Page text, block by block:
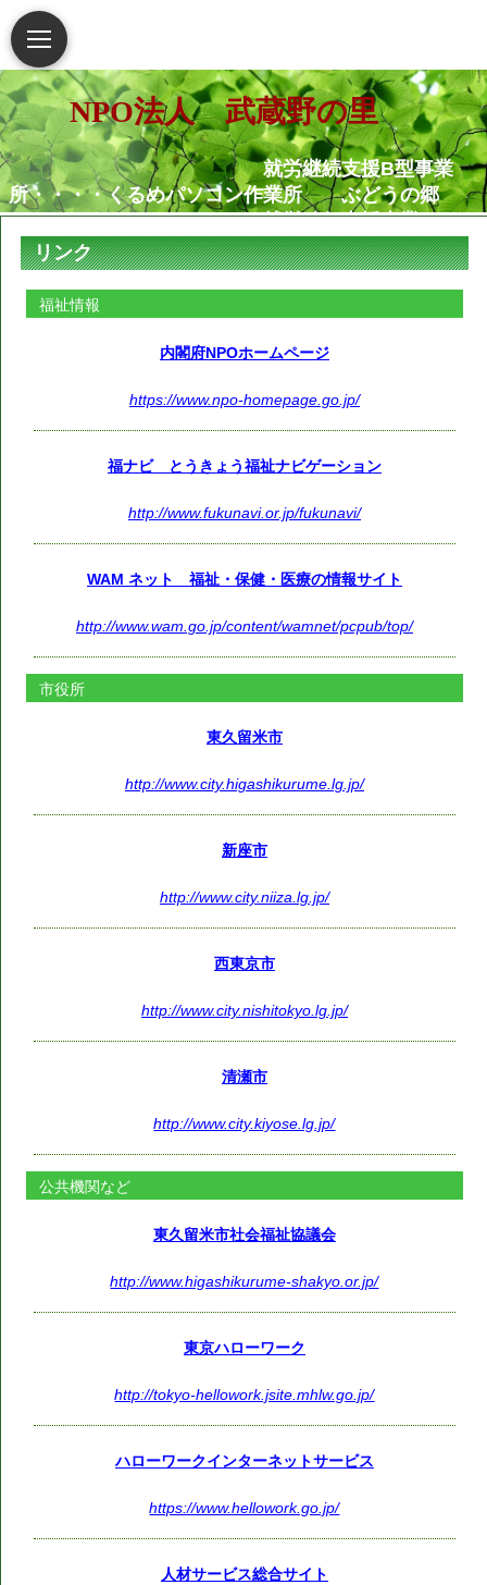
NPO法人 武蔵野の里
就労継続支援B型事業
所・・・・くるめパソコン作業所 ぶどうの郷
就労移行支援事業
所・・・・・・くるめパソコン作業所
相談支援センター武蔵野
の里
就労定着支援センターつ
障害がある人もない人も共に生き
られる地域社会の実現を願っています
リンク
福祉情報
内閣府NPOホームページ
https://www.npo-homepage.go.jp/
福ナビ とうきょう福祉ナビゲーション
http://www.fukunavi.or.jp/fukunavi/
WAM ネット 福祉・保健・医療の情報サイト
http://www.wam.go.jp/content/wamnet/pcpub/top/
市役所
東久留米市
http://www.city.higashikurume.lg.jp/
新座市
http://www.city.niiza.lg.jp/
西東京市
http://www.city.nishitokyo.lg.jp/
清瀬市
http://www.city.kiyose.lg.jp/
公共機関など
東久留米市社会福祉協議会
http://www.higashikurume-shakyo.or.jp/
東京ハローワーク
http://tokyo-hellowork.jsite.mhlw.go.jp/
ハローワークインターネットサービス
https://www.hellowork.go.jp/
人材サービス総合サイト